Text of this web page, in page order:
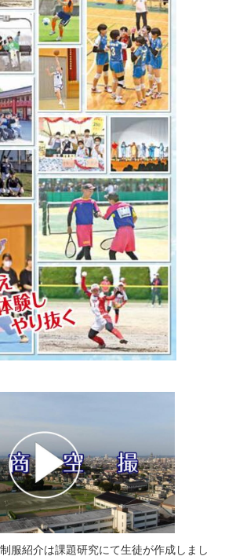
服紹介は課題研究にて生徒が作成しまし